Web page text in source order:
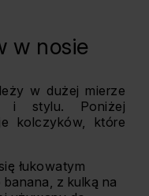
w nosie
w dużej mierze
i stylu. Poniżej
kolczyków, które
łukowatym
z kulką na